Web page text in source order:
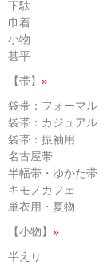
下駄
巾着
小物
甚平
【帯】 »
袋帯：フォーマル
袋帯：カジュアル
袋帯：振袖用
名古屋帯
半幅帯・ゆかた帯
キモノカフェ
単衣用・夏物
【小物】 »
半えり